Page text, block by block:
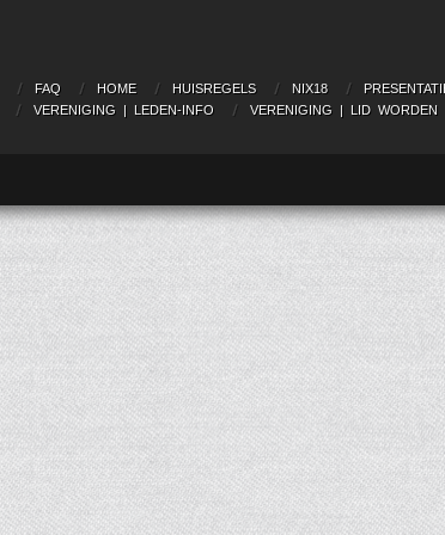
FAQ HOME HUISREGELS NIX18
VERENIGING | LEDEN-INFO
VERENIGING | LID WORDEN